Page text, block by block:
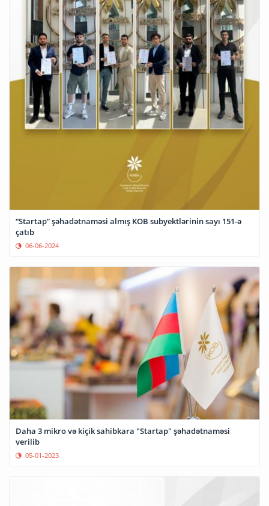
“Startap” şəhadətnaməsi almış KOB subyektlərinin sayı 151-ə
çatıb
06-06-2024
Daha 3 mikro və kiçik sahibkara "Startap" şəhadətnaməsi
verilib
05-01-2023